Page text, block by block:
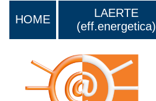
HOME
LAERTE
(eff.energetica)